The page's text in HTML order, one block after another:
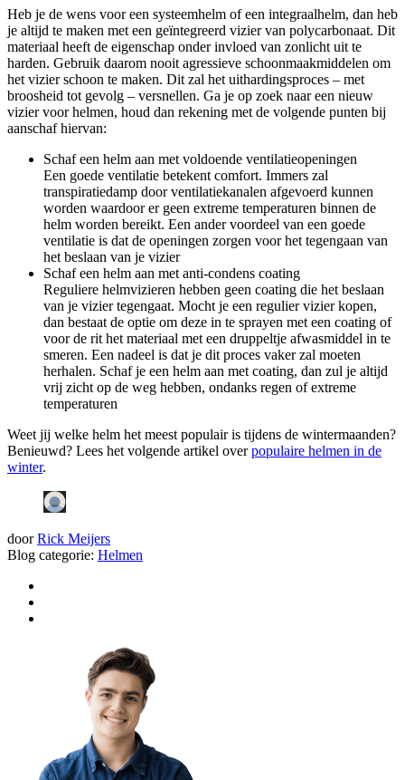
Heb je de wens voor een systeemhelm of een integraalhelm, dan heb
je altijd te maken met een geïntegreerd vizier van polycarbonaat. Dit
materiaal heeft de eigenschap onder invloed van zonlicht uit te
harden. Gebruik daarom nooit agressieve schoonmaakmiddelen om
het vizier schoon te maken. Dit zal het uithardingsproces – met
broosheid tot gevolg – versnellen. Ga je op zoek naar een nieuw
vizier voor helmen, houd dan rekening met de volgende punten bij
aanschaf hiervan:
Schaf een helm aan met voldoende ventilatieopeningen
Een goede ventilatie betekent comfort. Immers zal
transpiratiedamp door ventilatiekanalen afgevoerd kunnen
worden waardoor er geen extreme temperaturen binnen de
helm worden bereikt. Een ander voordeel van een goede
ventilatie is dat de openingen zorgen voor het tegengaan van
het beslaan van je vizier
Schaf een helm aan met anti-condens coating
Reguliere helmvizieren hebben geen coating die het beslaan
van je vizier tegengaat. Mocht je een regulier vizier kopen,
dan bestaat de optie om deze in te sprayen met een coating of
voor de rit het materiaal met een druppeltje afwasmiddel in te
smeren. Een nadeel is dat je dit proces vaker zal moeten
herhalen. Schaf je een helm aan met coating, dan zul je altijd
vrij zicht op de weg hebben, ondanks regen of extreme
temperaturen
Weet jij welke helm het meest populair is tijdens de wintermaanden?
Benieuwd? Lees het volgende artikel overpopulaire helmen in de
winter.
doorRick Meijers
Blog categorie: Helmen